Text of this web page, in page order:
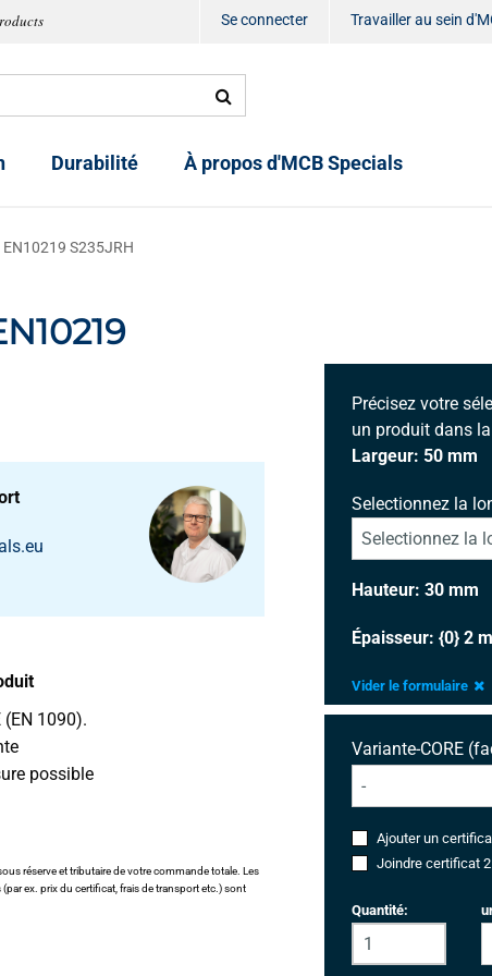
Se connecter Travailler au sein
Durabilité À propos d'MCB Specials
S235JRH
(EN 1090).
possible
réserve et tributaire de votre commande totale. Les
ex. prix du certificat, frais de transport etc.) sont
Précisez votre
un produit dans
Largeur: 50 mm
Selectionnez la
Hauteur: 30 mm
Épaisseur: {0} 2
Vider le formulaire
Variante-CORE
Ajouter un
Joindre certificat
Quantité: